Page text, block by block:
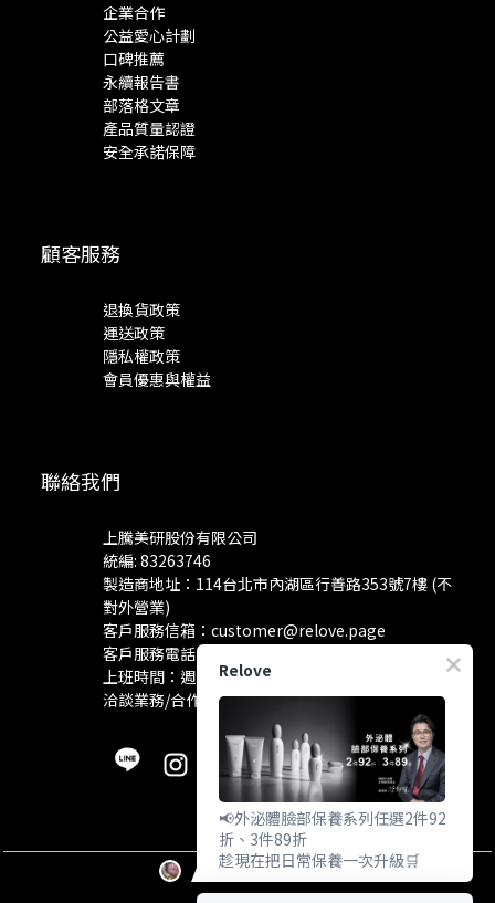
企業合作
公益愛心計劃
口碑推薦
永續報告書
部落格文章
產品質量認證
安全承諾保障
顧客服務
退換貨政策
運送政策
隱私權政策
會員優惠與權益
聯絡我們
上騰美研股份有限公司
統編: 83263746
製造商地址：114台北市內湖區行善路353號7樓 (不
對外營業)
客戶服務信箱： customer@relove.page
客戶服務電話：
上班時間：週一至週五 10:30~18:30
洽談業務/合作資訊：pr@relove.page
Relove
📢外泌體臉部保養系列任選2件92
折、3件89折
趁現在把日常保養一次升級🛒